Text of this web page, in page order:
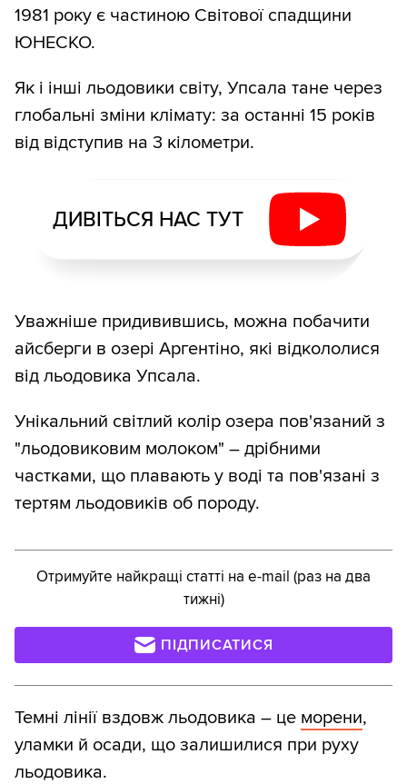
1981 року є частиною Світової спадщини
ЮНЕСКО.
Як і інші льодовики світу, Упсала тане через
глобальні зміни клімату: за останні 15 років
від відступив на 3 кілометри.
ДИВІТЬСЯ НАС ТУТ
Уважніше придивившись, можна побачити
айсберги в озері Аргентіно, які відкололися
від льодовика Упсала.
Унікальний світлий колір озера пов'язаний з
"льодовиковим молоком" – дрібними
частками, що плавають у воді та пов'язані з
тертям льодовиків об породу.
Отримуйте найкращі статті на e-mail (раз на два
тижні)
ПІДПИСАТИСЯ
Темні лінії вздовж льодовика – це морени,
уламки й осади, що залишилися при руху
льодовика.